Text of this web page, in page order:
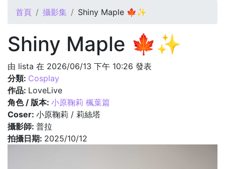
您在這裡
首頁 攝影集 Shiny Maple 🍁✨
Shiny Maple 🍁✨
由 lista 在 2026/06/13 下午 10:26 發表
分類: Cosplay
作品: LoveLive
角色 / 版本: 小原鞠莉 楓葉篇
Coser: 小原鞠莉 / 莉絲塔
攝影師: 普拉
拍攝日期: 2025/10/12